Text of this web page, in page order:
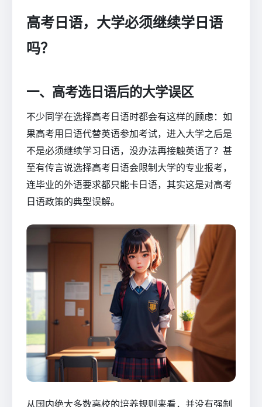
高考日语，大学必须继续学日语
吗？
一、高考选日语后的大学误区
不少同学在选择高考日语时都会有这样的顾虑：如
果高考用日语代替英语参加考试，进入大学之后是
不是必须继续学习日语，没办法再接触英语了？甚
至有传言说选择高考日语会限制大学的专业报考，
连毕业的外语要求都只能卡日语，其实这是对高考
日语政策的典型误解。
从国内绝大多数高校的培养规则来看，并没有强制